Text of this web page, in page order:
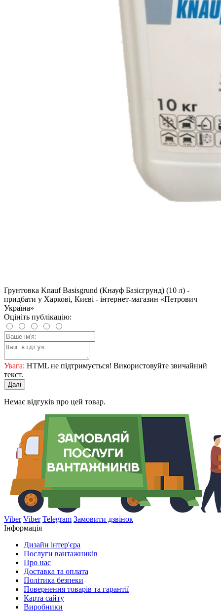
Грунтовка Knauf Basisgrund (Кнауф Базісгрунд) (10 л) -
придбати у Харкові, Києві - інтернет-магазин «Петрович
Україна»
Оцініть публікацію:
Увага: HTML не підтримується! Використовуйте звичайний
текст.
Далі
Немає відгуків про цей товар.
Viber Viber Telegram Замовити дзвінок
Інформація
Дизайн інтер'єра
Послуги вантажників
Про нас
Доставка та оплата
Політика безпеки
Повернення товарів та гарантії
Карта сайту
Виробники